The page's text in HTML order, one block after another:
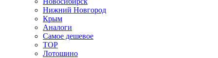
Нижний Новгород
Крым
Аналоги
Самое дешевое
TOP
Лотошино